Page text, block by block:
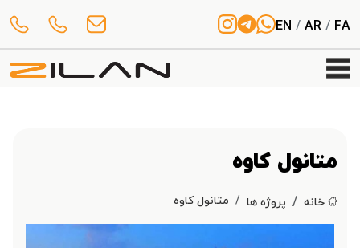
EN /AR/ FA
متانول کاوه
خانه پروژه ها متانول کاوه